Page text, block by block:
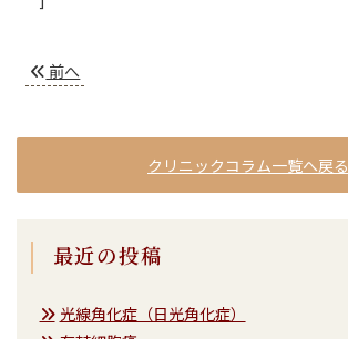
前へ
クリニックコラム一覧へ戻る
最近の投稿
光線角化症（日光角化症）